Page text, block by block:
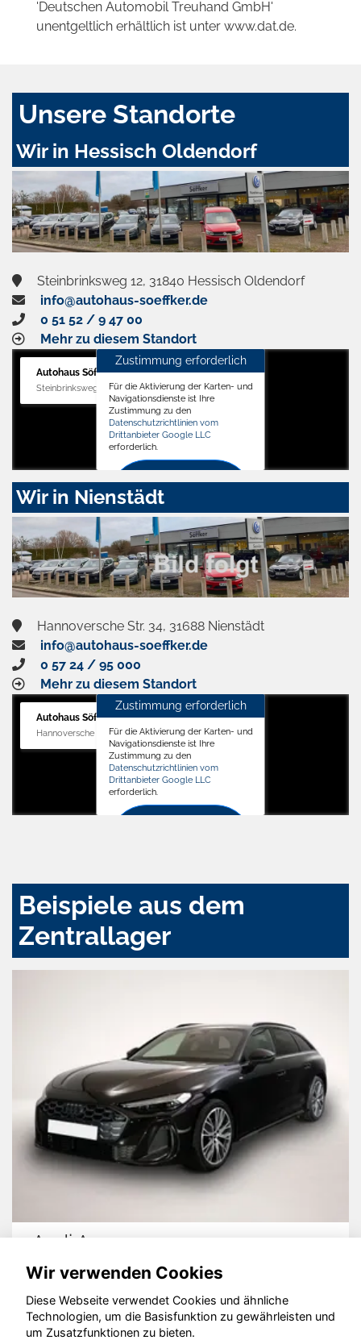
'Deutschen Automobil Treuhand GmbH'
unentgeltlich erhältlich ist unter www.dat.de.
Unsere Standorte
Wir in Hessisch Oldendorf
Steinbrinksweg 12, 31840 Hessisch Oldendorf
info@autohaus-soeffker.de
0 51 52 / 9 47 00
Mehr zu diesem Standort
Autohaus Söffker GmbH
Steinbrinksweg 12, 31840 Hessisch Oldendorf
Zustimmung erforderlich
Für die Aktivierung der Karten- und
Navigationsdienste ist Ihre
Zustimmung zu den
Datenschutzrichtlinien vom
Drittanbieter Google LLC
erforderlich.
Zustimmen
aktivieren
Wir in Nienstädt
Hannoversche Str. 34, 31688 Nienstädt
info@autohaus-soeffker.de
0 57 24 / 95 000
Mehr zu diesem Standort
Autohaus Söffker GmbH
Hannoversche Str. 34, 31688 Nienstädt
Zustimmung erforderlich
Für die Aktivierung der Karten- und
Navigationsdienste ist Ihre
Zustimmung zu den
Datenschutzrichtlinien vom
Drittanbieter Google LLC
erforderlich.
Beispiele aus dem
Zentrallager
Audi A5
© konjunkturmotor.de GmbH 2020 - 2026
Wir verwenden Cookies
Diese Webseite verwendet Cookies und ähnliche
Technologien, um die Basisfunktion zu gewährleisten und
um Zusatzfunktionen zu bieten.